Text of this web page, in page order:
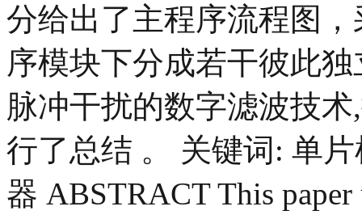
分给出了主程序流程图
序模块下分成若干彼此
脉冲干扰的数字滤波技
行了总结 。 关键词: 单
器 ABSTRACT This